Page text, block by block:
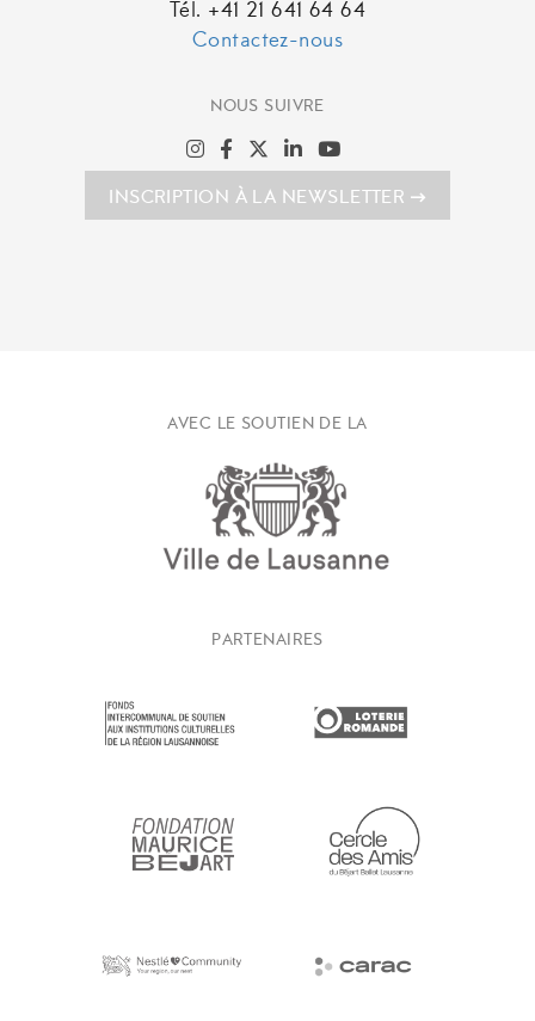
Tél. +41 21 641 64 64
Contactez-nous
NOUS SUIVRE
INSCRIPTION À LA NEWSLETTER
AVEC LE SOUTIEN DE LA
PARTENAIRES